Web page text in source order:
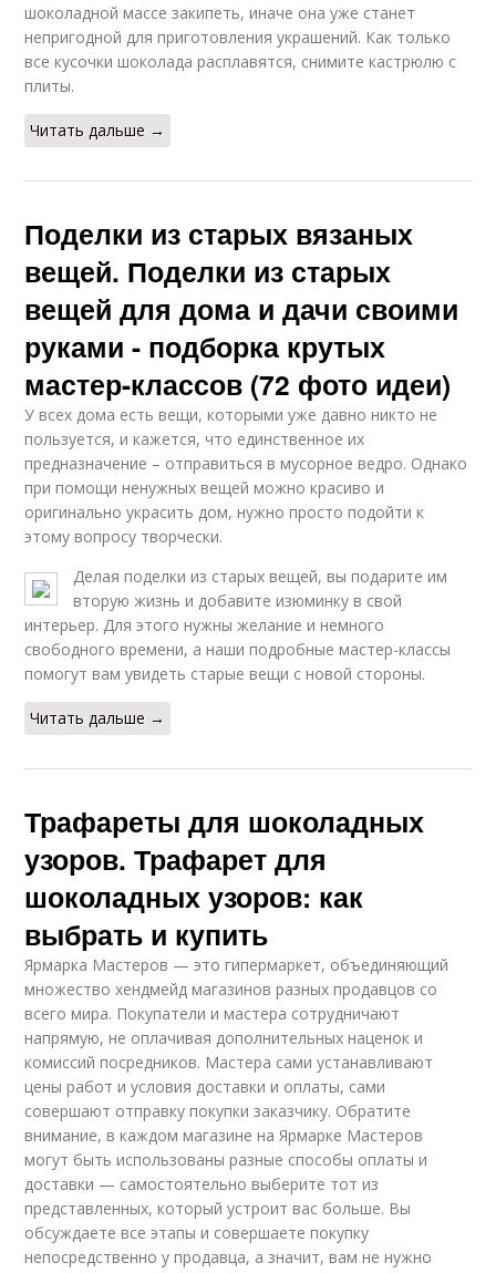
шоколадной массе закипеть, иначе она уже станет
непригодной для приготовления украшений. Как только
все кусочки шоколада расплавятся, снимите кастрюлю с
плиты.
Читать дальше →
Поделки из старых вязаных
вещей. Поделки из старых
вещей для дома и дачи своими
руками - подборка крутых
мастер-классов (72 фото идеи)
У всех дома есть вещи, которыми уже давно никто не
пользуется, и кажется, что единственное их
предназначение – отправиться в мусорное ведро. Однако
при помощи ненужных вещей можно красиво и
оригинально украсить дом, нужно просто подойти к
этому вопросу творчески.
Делая поделки из старых вещей, вы подарите им
вторую жизнь и добавите изюминку в свой
интерьер. Для этого нужны желание и немного
свободного времени, а наши подробные мастер-классы
помогут вам увидеть старые вещи с новой стороны.
Читать дальше →
Трафареты для шоколадных
узоров. Трафарет для
шоколадных узоров: как
выбрать и купить
Ярмарка Мастеров — это гипермаркет, объединяющий
множество хендмейд магазинов разных продавцов со
всего мира. Покупатели и мастера сотрудничают
напрямую, не оплачивая дополнительных наценок и
комиссий посредников. Мастера сами устанавливают
цены работ и условия доставки и оплаты, сами
совершают отправку покупки заказчику. Обратите
внимание, в каждом магазине на Ярмарке Мастеров
могут быть использованы разные способы оплаты и
доставки — самостоятельно выберите тот из
представленных, который устроит вас больше. Вы
обсуждаете все этапы и совершаете покупку
непосредственно у продавца, а значит, вам не нужно